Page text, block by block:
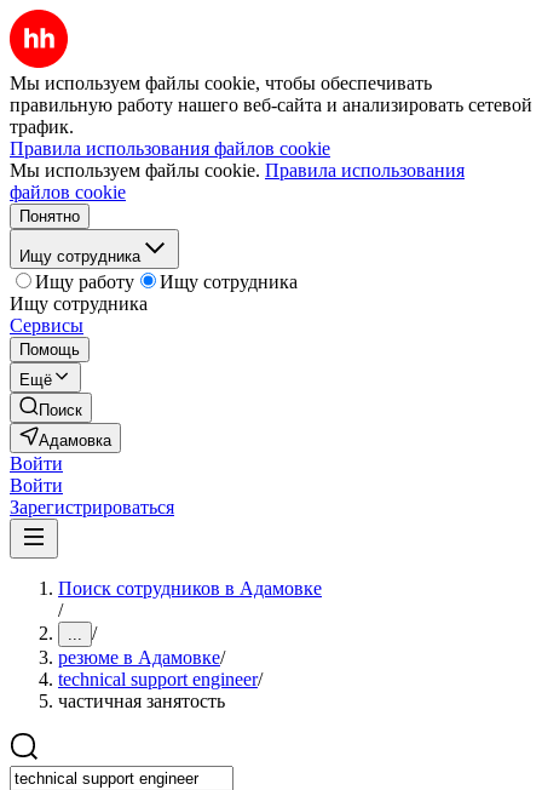
Мы используем файлы cookie, чтобы обеспечивать
правильную работу нашего веб-сайта и анализировать сетевой
трафик.
Правила использования файлов cookie
Мы используем файлы cookie. Правила использования
файлов cookie
Понятно
Ищу сотрудника
Ищу работу
Ищу сотрудника
Ищу сотрудника
Сервисы
Помощь
Ещё
Поиск
Адамовка
Войти
Войти
Зарегистрироваться
Поиск сотрудников в Адамовке
/
... /
резюме в Адамовке/
technical support engineer/
частичная занятость